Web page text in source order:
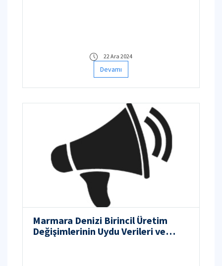
22 Ara 2024
Devamı
Marmara Denizi Birincil Üretim
Değişimlerinin Uydu Verileri ve